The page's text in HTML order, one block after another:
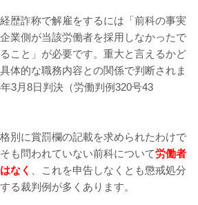
歴詐称で解雇をするには「前科の事実
業側が当該労働者を採用しなかったで
こと」が必要です。重大と言えるかど
体的な職務内容との関係で判断されま
3月8日判決（労働判例320号43
別に賞罰欄の記載を求められたわけで
も問われていない前科について労働者
なく 、これを申告しなくとも懲戒処分
る裁判例が多くあります。